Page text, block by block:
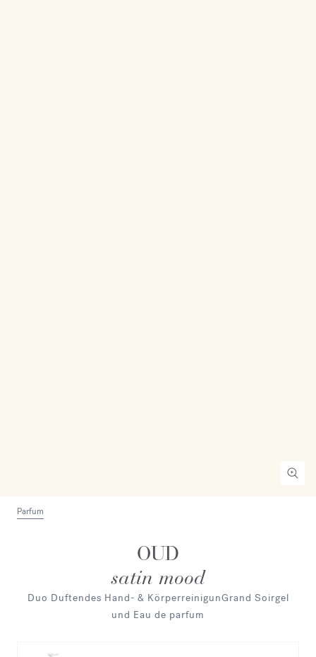
Parfum
OUD
satin mood
Duo Duftendes Hand- & KörperreinigunGrand Soirgel
und Eau de parfum